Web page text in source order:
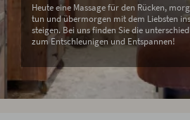
Heute eine Massage für den Rücken,
tun und übermorgen mit dem Liebsten
steigen. Bei uns finden Sie die
zum Entschleunigen und Entspannen!